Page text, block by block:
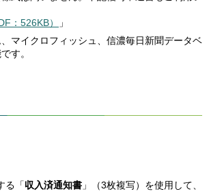
：526KB）
」
マイクロフィッシュ、信濃毎日新聞データベ
す。
る「収入済通知書 」（3枚複写）を使用して、